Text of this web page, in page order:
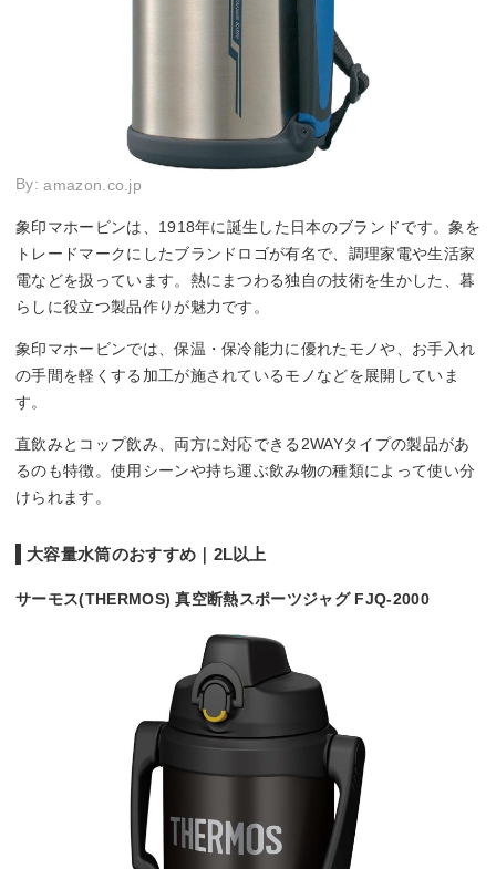
By:amazon.co.jp
象印マホービンは、1918年に誕生した日本のブランドです。象を
トレードマークにしたブランドロゴが有名で、調理家電や生活家
電などを扱っています。熱にまつわる独自の技術を生かした、暮
らしに役立つ製品作りが魅力です。
象印マホービンでは、保温・保冷能力に優れたモノや、お手入れ
の手間を軽くする加工が施されているモノなどを展開していま
す。
直飲みとコップ飲み、両方に対応できる2WAYタイプの製品があ
るのも特徴。使用シーンや持ち運ぶ飲み物の種類によって使い分
けられます。
大容量水筒のおすすめ｜2L以上
サーモス(THERMOS) 真空断熱スポーツジャグ FJQ-2000